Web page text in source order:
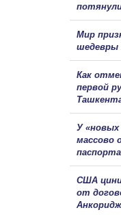
Мир
шедевры
Как
первой
У «новых
массово
паспорта
США
от